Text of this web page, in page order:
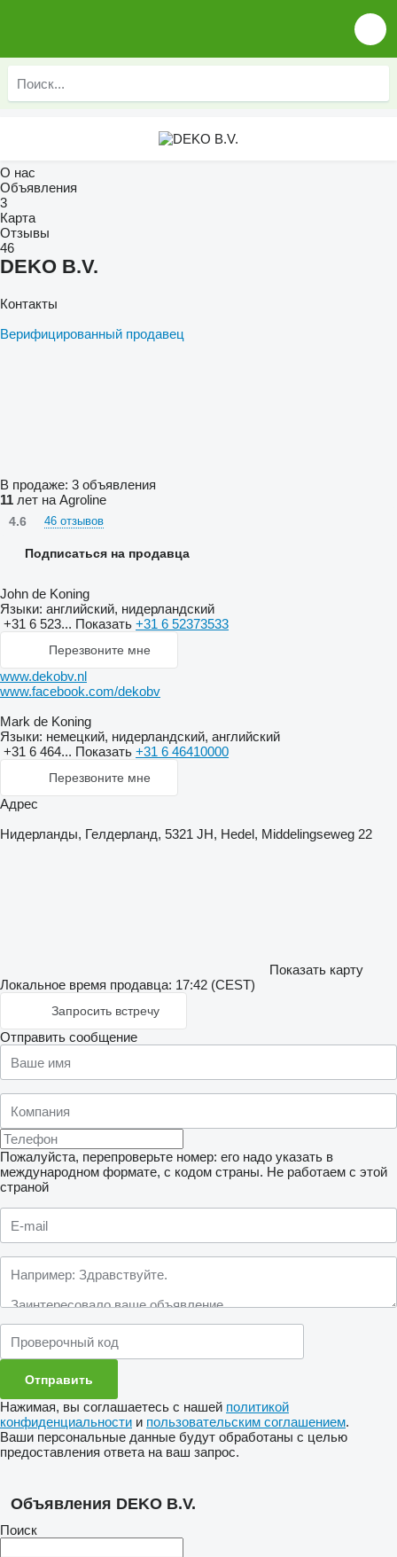
О нас
Объявления
3
Карта
Отзывы
46
DEKO B.V.
Контакты
Верифицированный продавец
В продаже: 3 объявления
11 лет на Agroline
4.6 46 отзывов
Подписаться на продавца
John de Koning
Языки: английский, нидерландский
+31 6 523... Показать +31 6 52373533
Перезвоните мне
www.dekobv.nl
www.facebook.com/dekobv
Mark de Koning
Языки: немецкий, нидерландский, английский
+31 6 464... Показать +31 6 46410000
Перезвоните мне
Адрес
Нидерланды, Гелдерланд, 5321 JH, Hedel, Middelingseweg 22
Показать карту
Локальное время продавца: 17:42 (CEST)
Запросить встречу
Отправить сообщение
Пожалуйста, перепроверьте номер: его надо указать в
международном формате, с кодом страны. Не работаем с этой
страной
Нажимая, вы соглашаетесь с нашей политикой
конфиденциальности и пользовательским соглашением.
Ваши персональные данные будут обработаны с целью
предоставления ответа на ваш запрос.
Объявления DEKO B.V.
Поиск